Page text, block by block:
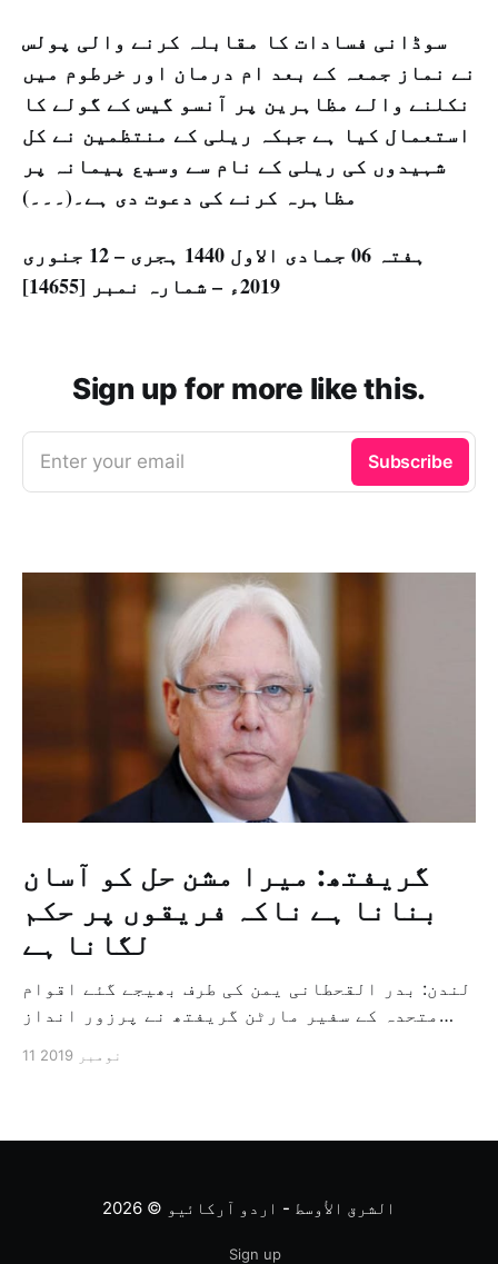
سوڈانی فسادات کا مقابلہ کرنے والی پولس
نے نماز جمعہ کے بعد ام درمان اور خرطوم میں
نکلنے والے مظاہرین پر آنسو گیس کے گولے کا
استعمال کیا ہے جبکہ ریلی کے منتظمین نے کل
شہیدوں کی ریلی کے نام سے وسیع پیمانہ پر
مظاہرہ کرنے کی دعوت دی ہے۔(۔۔۔)
ہفتہ 06 جمادی الاول 1440 ہجری – 12 جنوری
2019ء – شمارہ نمبر [14655]
Sign up for more like this.
Enter your email Subscribe
گریفتھ: میرا مشن حل کو آسان
بنانا ہے ناکہ فریقوں پر حکم
لگانا ہے
لندن: بدر القحطانی یمن کی طرف بھیجے گئے اقوام
متحدہ کے سفیر مارٹن گریفتھ نے پرزور انداز
ثالثی اور اس کشمکش کی حدبندی کرنے کے لئے ایک
11 نومبر 2019
الشرق الأوسط - اردو آرکائیو © 2026
Sign up